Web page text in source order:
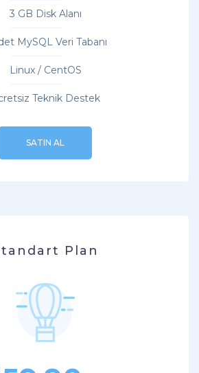
3 GB Disk Alanı
MySQL Veri Tabanı
Linux / CentOS
Teknik Destek
SATIN AL
Plan